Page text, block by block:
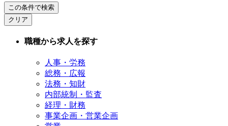
この条件で検索
クリア
職種から求人を探す
人事・労務
総務・広報
法務・知財
内部統制・監査
経理・財務
事業企画・営業企画